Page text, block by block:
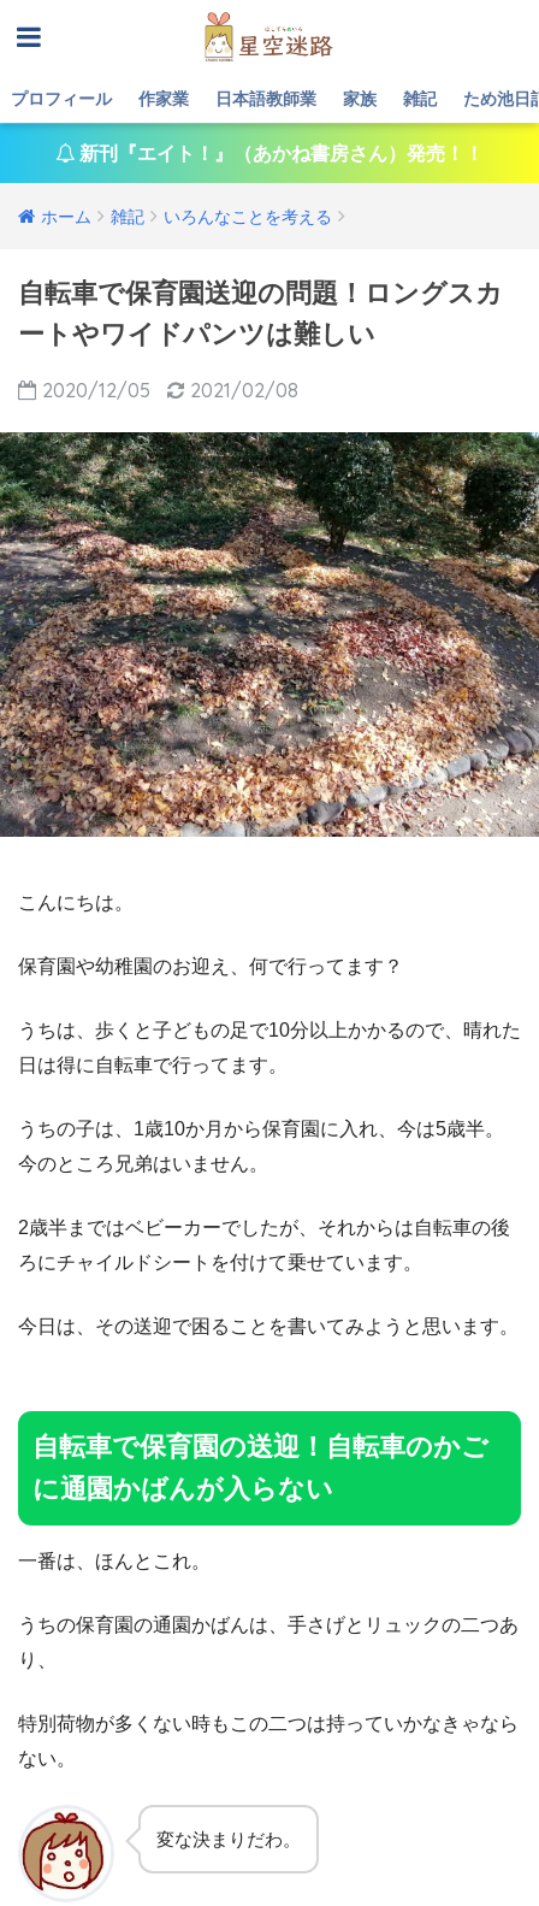
プロフィール 作家業 日本語教師業 家族 雑記 ため池日
新刊『エイト！』（あかね書房さん）発売！！
ホーム 雑記 いろんなことを考える
自転車で保育園送迎の問題！ロングスカ
ートやワイドパンツは難しい
2020/12/05 2021/02/08
こんにちは。
保育園や幼稚園のお迎え、何で行ってます？
うちは、歩くと子どもの足で10分以上かかるので、晴れた
日は得に自転車で行ってます。
うちの子は、1歳10か月から保育園に入れ、今は5歳半。
今のところ兄弟はいません。
2歳半まではベビーカーでしたが、それからは自転車の後
ろにチャイルドシートを付けて乗せています。
今日は、その送迎で困ることを書いてみようと思います。
自転車で保育園の送迎！自転車のかご
に通園かばんが入らない
一番は、ほんとこれ。
うちの保育園の通園かばんは、手さげとリュックの二つあ
り、
特別荷物が多くない時もこの二つは持っていかなきゃなら
ない。
変な決まりだわ。